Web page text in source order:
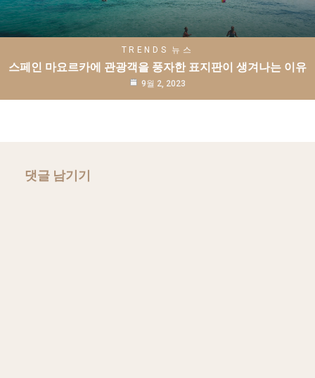
TRENDS 뉴스
스페인 마요르카에 관광객을 풍자한 표지판이 생겨나는 이유
9월 2, 2023
댓글 남기기